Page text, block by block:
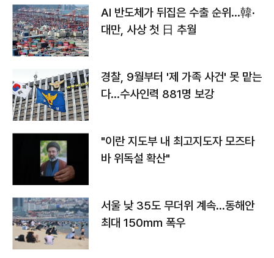
AI 반도체가 뒤집은 수출 순위…韓·
대만, 사상 첫 日 추월
경찰, 9월부터 '제 가족 사건' 못 맡는
다…수사인력 881명 보강
"이란 지도부 내 최고지도자 모즈타
바 위독설 확산"
서울 낮 35도 무더위 계속…동해안
최대 150㎜ 폭우